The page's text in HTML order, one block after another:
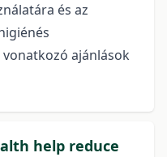
és az
ajánlások
help reduce